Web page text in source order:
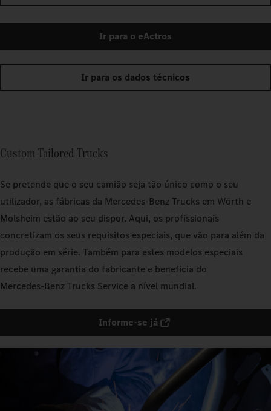
Ir para o eActros
Ir para os dados técnicos
Custom Tailored Trucks
Se pretende que o seu camião seja tão único como o seu
utilizador, as fábricas da Mercedes‑Benz Trucks em Wörth e
Molsheim estão ao seu dispor. Aqui, os profissionais
concretizam os seus requisitos especiais, que vão para além da
produção em série. Também para estes modelos especiais
recebe uma garantia do fabricante e beneficia do
Mercedes‑Benz Trucks Service a nível mundial.
Informe-se já